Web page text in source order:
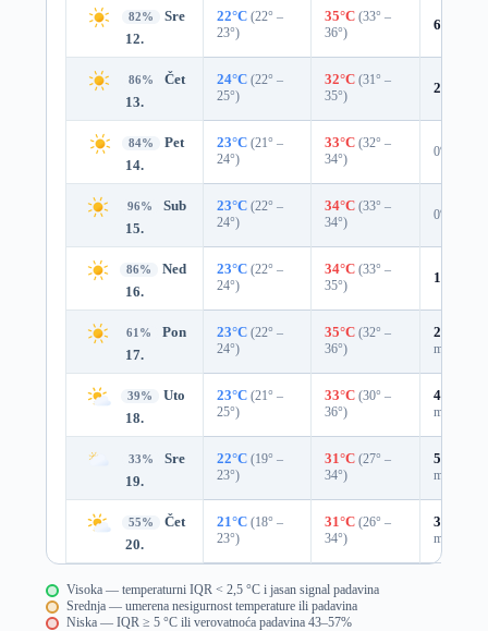
82%
Sre
12.
22°C (22° –
23°)
35°C (33° –
36°)
6%
86%
Čet
13.
24°C (22° –
25°)
32°C (31° –
35°)
2%
84%
Pet
14.
23°C (21° –
24°)
33°C (32° –
34°)
0%
96%
Sub
15.
23°C (22° –
24°)
34°C (33° –
34°)
0%
86%
Ned
16.
23°C (22° –
24°)
34°C (33° –
35°)
10%
61%
Pon
17.
23°C (22° –
24°)
35°C (32° –
36°)
27%
mm)
39%
Uto
18.
23°C (21° –
25°)
33°C (30° –
36°)
41%
mm)
33%
Sre
19.
22°C (19° –
23°)
31°C (27° –
34°)
53%
mm)
55%
Čet
20.
21°C (18° –
23°)
31°C (26° –
34°)
39%
mm)
Visoka — temperaturni IQR < 2,5 °C i jasan signal padavina
Srednja — umerena nesigurnost temperature ili padavina
Niska — IQR ≥ 5 °C ili verovatnoća padavina 43–57%